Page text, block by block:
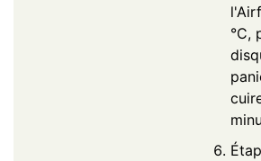
°C,